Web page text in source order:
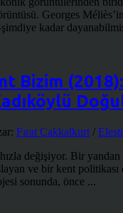
Georges
kadar
Bizim
Fırat Çakkalkurt /
değişiyor. Bir yandan
ve bir kent politikası
sonunda, önce ...